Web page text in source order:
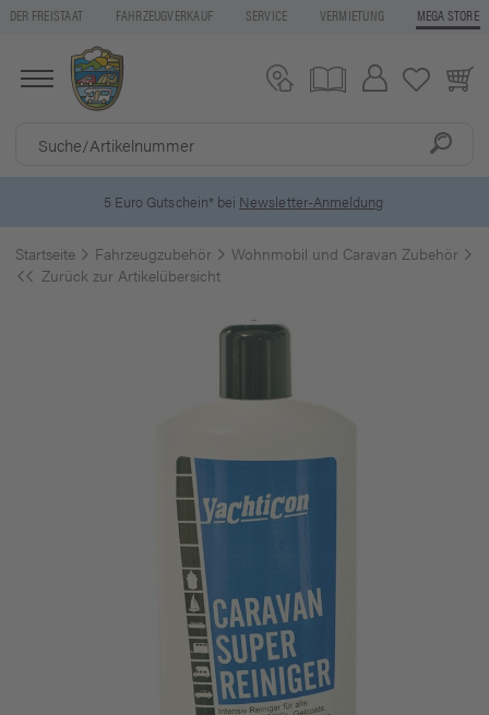
DER FREISTAAT FAHRZEUGVERKAUF SERVICE VERMIETUNG MEGA STORE
5 Euro Gutschein* bei Newsletter-Anmeldung
Startseite Fahrzeugzubehör Wohnmobil und Caravan Zubehör
Zurück zur Artikelübersicht